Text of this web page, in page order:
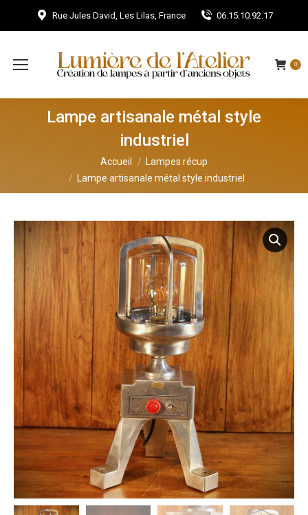
Rue Jules David, Les Lilas, France 06.15.10.92.17
0
Lampe artisanale métal style
industriel
Accueil
Lampes récup
Lampe artisanale métal style industriel